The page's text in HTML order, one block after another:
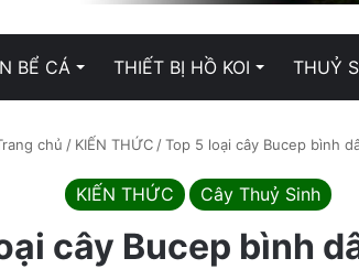
BỂ CÁ THIẾT BỊ HỒ KOI THUỶ
chủ / KIẾN THỨC / Top 5 loại cây Bucep bình
KIẾN THỨC Cây Thuỷ Sinh
cây Bucep bình